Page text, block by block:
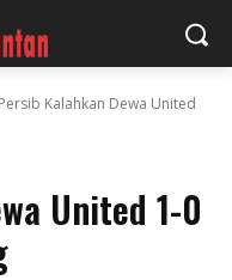
Persib Kalahkan Dewa United
United 1-0